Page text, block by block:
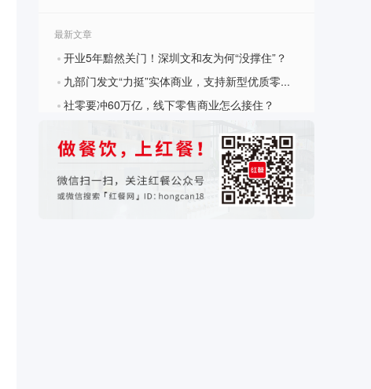
最新文章
? 开业5年黯然关门！深圳文和友为何“没撑住”？
? 九部门发文“力挺”实体商业，支持新型优质零售企业IPO
? 社零要冲60万亿，线下零售商业怎么接住？